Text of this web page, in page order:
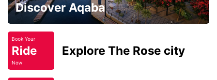
Discover Aqaba
Book Your
Ride
Now
Explore The Rose city